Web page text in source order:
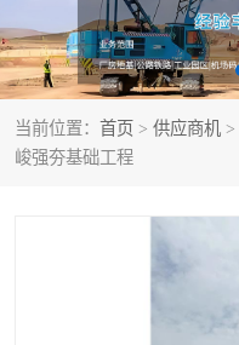
当前位置： 首页 > 供应商机 >
峻强夯基础工程
强夯施工工程
强夯队伍